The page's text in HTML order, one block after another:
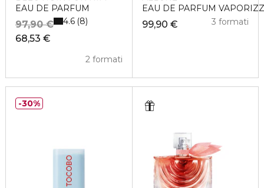
EAU DE PARFUM
68,53 €
97,90 €
2 formati
4.6 8
EAU DE PARFUM
99,90 € 3 formati
30%